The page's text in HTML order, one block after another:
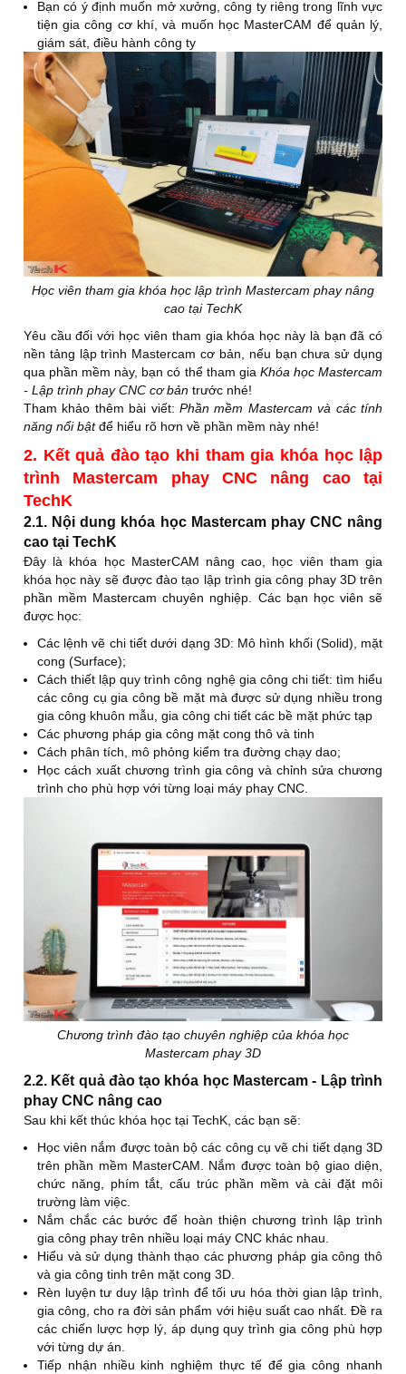
11
Thực hành lập trình chạy sản phẩm thực tế trên
máy phay CNC. Sản phẩm 1.
12
Thực hành lập trình chạy sản phẩm thực tế trên
máy phay CNC. Sản phẩm 2.
IV CÁC PHƯƠNG PHÁP PHAY TINH MẶT CONG 3D
Phương pháp 3D Surface Finish Parallel.
Phương pháp 3D Surface Finish Parallel Steep.
Phương pháp 3D Surface Finish Radial.
4
Bài tập 5: Ứng dụng phương pháp gia công tinh
mặt cong 3D.
Phương pháp 3D Surface Finish Leftover.
6 Phương pháp 3D Surface Finish Project.
7 Phương pháp 3D Surface Finish Flowline.
8
Bài tập 6: Ứng dụng phương pháp gia công tinh
9 Phương pháp 3D Surface Finish Contour.
10 Phương pháp 3D Surface Finish Shallow.
11 Phương pháp 3D Surface Finish Pencil.
12 Phương pháp 3D Surface Finish Scallop.
Bài tập 7: Ứng dụng phương pháp gia công tinh
mặt cong 3D.
14
Thực hành lập trình chạy sản phẩm thực tế trên
máy phay CNC. Sản phẩm 3.
15
Thực hành lập trình chạy sản phẩm thực tế trên
máy phay CNC. Sản phẩm 4.
16
Phương pháp gia công mặt cong tốc độ cao 3D
THI KIỂM TRA CUỐI KHÓA
Bạn có ý định muốn mở xưởng, công ty riêng trong lĩnh vực
tiện gia công cơ khí, và muốn học MasterCAM để quản lý,
giám sát, điều hành công ty
Học viên tham gia khóa học lập trình Mastercam phay nâng
cao tại TechK
Yêu cầu đối với học viên tham gia khóa học này là bạn đã có
nền tảng lập trình Mastercam cơ bản, nếu bạn chưa sử dụng
qua phần mềm này, bạn có thể tham gia Khóa học Mastercam
- Lập trình phay CNC cơ bản trước nhé!
Tham khảo thêm bài viết: Phần mềm Mastercam và các tính
năng nổi bậtđể hiểu rõ hơn về phần mềm này nhé!
2. Kết quả đào tạo khi tham gia khóa học lập
trình Mastercam phay CNC nâng cao tại
TechK
2.1. Nội dung khóa học Mastercam phay CNC nâng
cao tại TechK
Đây là khóa học MasterCAM nâng cao, học viên tham gia
khóa học này sẽ được đào tạo lập trình gia công phay 3D trên
phần mềm Mastercam chuyên nghiệp. Các bạn học viên sẽ
được học:
Các lệnh vẽ chi tiết dưới dạng 3D: Mô hình khối (Solid), mặt
cong (Surface);
Cách thiết lập quy trình công nghệ gia công chi tiết: tìm hiểu
các công cụ gia công bề mặt mà được sử dụng nhiều trong
gia công khuôn mẫu, gia công chi tiết các bề mặt phức tạp
Các phương pháp gia công mặt cong thô và tinh
Cách phân tích, mô phỏng kiểm tra đường chạy dao;
Học cách xuất chương trình gia công và chỉnh sửa chương
trình cho phù hợp với từng loại máy phay CNC.
Chương trình đào tạo chuyên nghiệp của khóa học
Mastercam phay 3D
2.2. Kết quả đào tạo khóa học Mastercam - Lập trình
phay CNC nâng cao
Sau khi kết thúc khóa học tại TechK, các bạn sẽ:
Học viên nắm được toàn bộ các công cụ vẽ chi tiết dạng 3D
trên phần mềm MasterCAM. Nắm được toàn bộ giao diện,
chức năng, phím tắt, cấu trúc phần mềm và cài đặt môi
trường làm việc.
Nắm chắc các bước để hoàn thiện chương trình lập trình
gia công phay trên nhiều loại máy CNC khác nhau.
Hiểu và sử dụng thành thạo các phương pháp gia công thô
và gia công tinh trên mặt cong 3D.
Rèn luyện tư duy lập trình để tối ưu hóa thời gian lập trình,
gia công, cho ra đời sản phẩm với hiệu suất cao nhất. Đề ra
các chiến lược hợp lý, áp dụng quy trình gia công phù hợp
với từng dự án.
Tiếp nhận nhiều kinh nghiệm thực tế để gia công nhanh